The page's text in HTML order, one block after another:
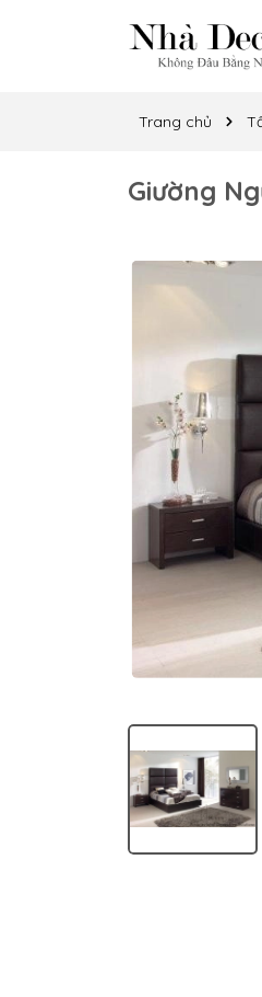
Trang chủ
Giường